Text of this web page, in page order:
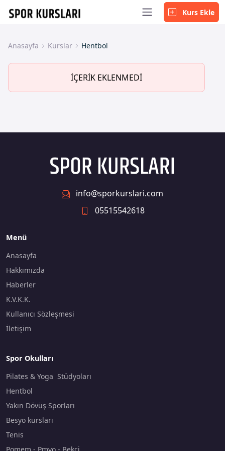
Kurs Ekle
Anasayfa Kurslar Hentbol
İÇERİK EKLENMEDİ
info@sporkurslari.com
05515542618
Menü
Anasayfa
Hakkımızda
Haberler
K.V.K.K.
Kullanıcı Sözleşmesi
İletişim
Spor Okulları
Pilates & Yoga Stüdyoları
Hentbol
Yakın Dövüş Sporları
Besyo kursları
Tenis